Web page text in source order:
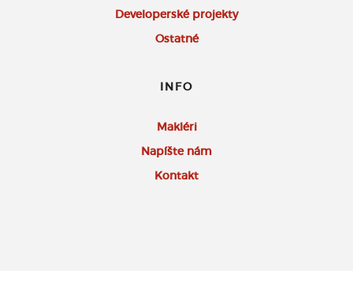
Developerské projekty
Ostatné
INFO
Makléri
Napíšte nám
Kontakt